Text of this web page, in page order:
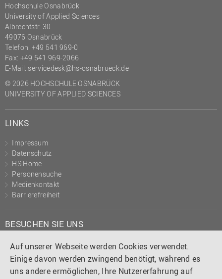
Auf unserer Webseite werden Cookies verwendet.
Einige davon werden zwingend benötigt, während es
uns andere ermöglichen, Ihre Nutzererfahrung auf
Präsidialbüro
Professional School
Projekte des Präsidiums
Projektmanagement Office
(PMO)
Prozessmanagement
Recht
Studium und Lehre
Transfer- und
Innovationsmanagement
Hochschule Osnabrück
University of Applied Sciences
Albrechtstr. 30
49076 Osnabrück
Telefon: +49 541 969-0
Fax: +49 541 969-2066
E-Mail: servicedesk@hs-osnabrueck.de
© 2026 HOCHSCHULE OSNABRÜCK
UNIVERSITY OF APPLIED SCIENCES
LINKS
Impressum
Datenschutz
HS Home
Personensuche
Medienkontakt
Barrierefreiheit
BESUCHEN SIE UNS
Instagram
TiktokLinkedIn
YouTube
Facebook